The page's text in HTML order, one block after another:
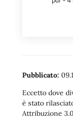
Pubblicato:
Eccetto dove
è stato
Attribuzione